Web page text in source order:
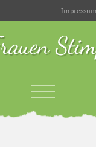
Impressum